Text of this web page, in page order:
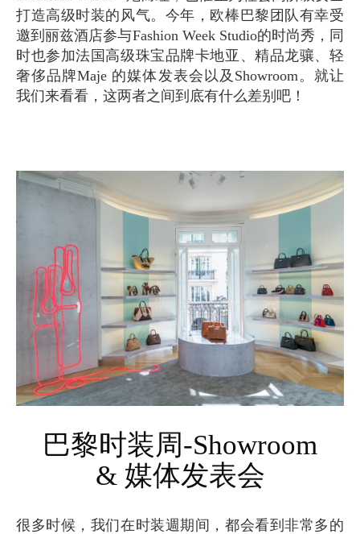
打造高级时装的风气。今年，欧棒巴黎团队有幸受
邀到丽兹酒店参与Fashion Week Studio的时尚秀，同
时也参加法国高级珠宝品牌卡地亚、精品龙骧、轻
奢侈品牌Maje 的媒体发表会以及Showroom。就让
我们来看看，这两者之间到底有什么差别吧！
巴黎时装周-Showroom
& 媒体发表会
很多时候，我们在时装週期间，都会看到非常多的